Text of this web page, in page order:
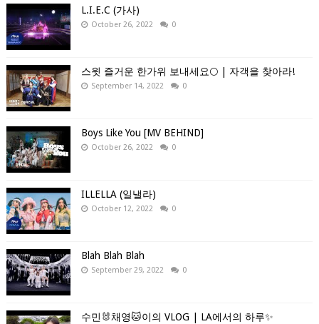
L.I.E.C (가사)
October 26, 2022 0
스윗 즐거운 한가위 보내세요🌕 | 자객을 찾아라!
September 14, 2022 0
Boys Like You [MV BEHIND]
October 26, 2022 0
ILLELLA (일낼라)
October 12, 2022 0
Blah Blah Blah
September 29, 2022 0
수민🐰채영🐱이의 VLOG | LA에서의 하루✨